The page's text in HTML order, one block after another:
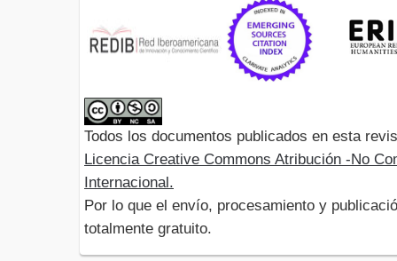
Todos los documentos publicados en esta
Licencia Creative Commons Atribución -No
Internacional.
Por lo que el envío, procesamiento y
totalmente gratuito.